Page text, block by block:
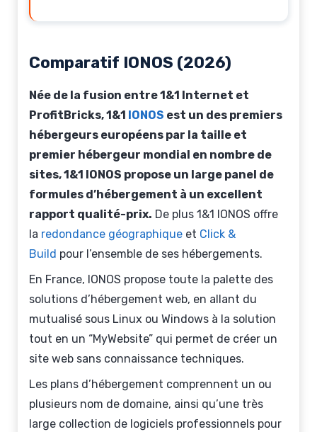
Comparatif IONOS (2026)
Née de la fusion entre 1&1 Internet et
ProfitBricks, 1&1 IONOS est un des premiers
hébergeurs européens par la taille et
premier hébergeur mondial en nombre de
sites, 1&1 IONOS propose un large panel de
formules d’hébergement à un excellent
rapport qualité-prix. De plus 1&1 IONOS offre
la redondance géographique et Click &
Build pour l’ensemble de ses hébergements.
En France, IONOS propose toute la palette des
solutions d’hébergement web, en allant du
mutualisé sous Linux ou Windows à la solution
tout en un “MyWebsite” qui permet de créer un
site web sans connaissance techniques.
Les plans d’hébergement comprennent un ou
plusieurs nom de domaine, ainsi qu’une très
large collection de logiciels professionnels pour